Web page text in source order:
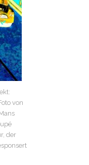
von
der